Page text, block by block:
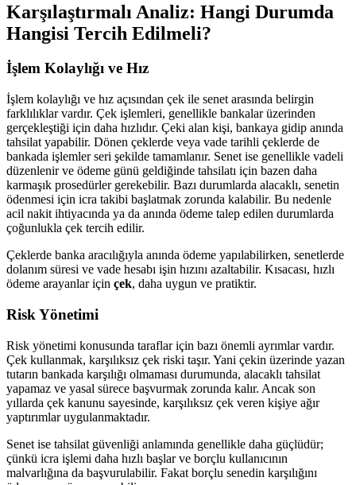
Karşılaştırmalı Analiz: Hangi Durumda
Hangisi Tercih Edilmeli?
İşlem Kolaylığı ve Hız
İşlem kolaylığı ve hız açısından çek ile senet arasında belirgin
farklılıklar vardır. Çek işlemleri, genellikle bankalar üzerinden
gerçekleştiği için daha hızlıdır. Çeki alan kişi, bankaya gidip anında
tahsilat yapabilir. Dönen çeklerde veya vade tarihli çeklerde de
bankada işlemler seri şekilde tamamlanır. Senet ise genellikle vadeli
düzenlenir ve ödeme günü geldiğinde tahsilatı için bazen daha
karmaşık prosedürler gerekebilir. Bazı durumlarda alacaklı, senetin
ödenmesi için icra takibi başlatmak zorunda kalabilir. Bu nedenle
acil nakit ihtiyacında ya da anında ödeme talep edilen durumlarda
çoğunlukla çek tercih edilir.
Çeklerde banka aracılığıyla anında ödeme yapılabilirken, senetlerde
dolanım süresi ve vade hesabı işin hızını azaltabilir. Kısacası, hızlı
ödeme arayanlar için çek, daha uygun ve pratiktir.
Risk Yönetimi
Risk yönetimi konusunda taraflar için bazı önemli ayrımlar vardır.
Çek kullanmak, karşılıksız çek riski taşır. Yani çekin üzerinde yazan
tutarın bankada karşılığı olmaması durumunda, alacaklı tahsilat
yapamaz ve yasal sürece başvurmak zorunda kalır. Ancak son
yıllarda çek kanunu sayesinde, karşılıksız çek veren kişiye ağır
yaptırımlar uygulanmaktadır.
Senet ise tahsilat güvenliği anlamında genellikle daha güçlüdür;
çünkü icra işlemi daha hızlı başlar ve borçlu kullanıcının
malvarlığına da başvurulabilir. Fakat borçlu senedin karşılığını